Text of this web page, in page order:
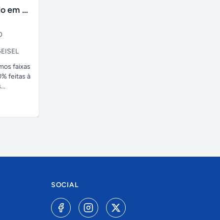
faixas no tecido em ate 24H
faixas
feitas à
SOCIAL